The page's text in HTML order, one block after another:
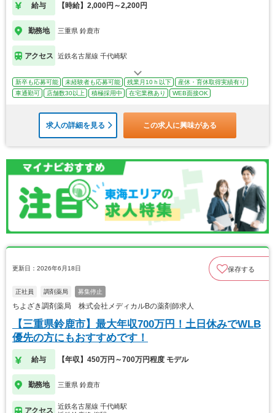
給与 【時給】2,000円～2,200円
勤務地 三重県 鈴鹿市
アクセス 近鉄名古屋線 千代崎駅
新卒も応募可能 未経験者も応募可能 残業月10ｈ以下
産休・育休取得実績有り
車通勤可
店舗数30以上 積極採用中 在宅業務あり WEB面接OK
求人の詳細を見る この求人に興味がある
更新日：2026年6月18日 保存する
正社員 調剤薬局 募集停止
ちよざき調剤薬局 株式会社メディカルBの薬剤師求人
【三重県鈴鹿市】最大年収700万円！土日休みでWLB
優先の方にもおすすめです！
給与 【年収】450万円～700万円程度 モデル
勤務地 三重県 鈴鹿市
アクセス
近鉄名古屋線 千代崎駅